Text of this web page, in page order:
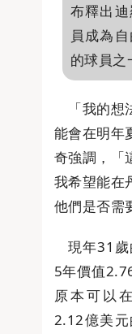
布釋出
員成為
的球員之
「我的想
能會在明年
奇強調，「
我希望能在
他們是否需
現年31歲
5年價值
原本可以
2.12億美